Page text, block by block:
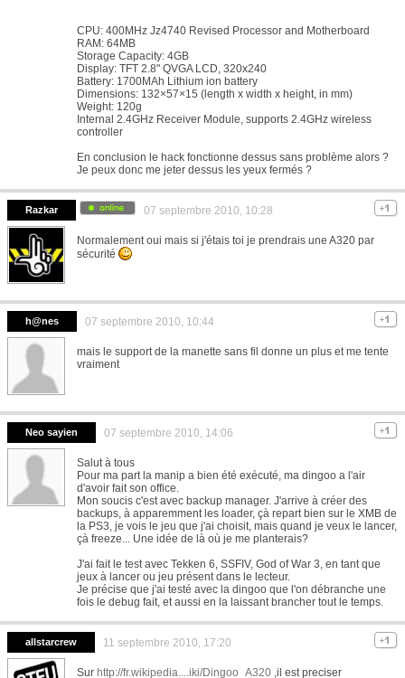
CPU: 400MHz Jz4740 Revised Processor and Motherboard
RAM: 64MB
Storage Capacity: 4GB
Display: TFT 2.8" QVGA LCD, 320x240
Battery: 1700MAh Lithium ion battery
Dimensions: 132×57×15 (length x width x height, in mm)
Weight: 120g
Internal 2.4GHz Receiver Module, supports 2.4GHz wireless
controller
En conclusion le hack fonctionne dessus sans problème alors ?
Je peux donc me jeter dessus les yeux fermés ?
Razkar 07 septembre 2010, 10:28
Normalement oui mais si j'étais toi je prendrais une A320 par
sécurité
h@nes 07 septembre 2010, 10:44
mais le support de la manette sans fil donne un plus et me tente
vraiment
Neo sayien 07 septembre 2010, 14:06
Salut à tous
Pour ma part la manip a bien été exécuté, ma dingoo a l'air
d'avoir fait son office.
Mon soucis c'est avec backup manager. J'arrive à créer des
backups, à apparemment les loader, çà repart bien sur le XMB de
la PS3, je vois le jeu que j'ai choisit, mais quand je veux le lancer,
çà freeze... Une idée de là où je me planterais?
J'ai fait le test avec Tekken 6, SSFIV, God of War 3, en tant que
jeux à lancer ou jeu présent dans le lecteur.
Je précise que j'ai testé avec la dingoo que l'on débranche une
fois le debug fait, et aussi en la laissant brancher tout le temps.
allstarcrew 11 septembre 2010, 17:20
Sur http://fr.wikipedia....iki/Dingoo_A320 ,il est preciser